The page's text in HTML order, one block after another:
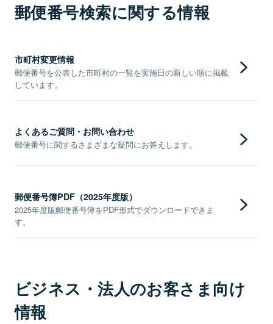
郵便番号検索に関する情報
市町村変更情報
郵便番号を公表した市町村の一覧を実施日の新しい順に掲載
しています。
よくあるご質問・お問い合わせ
郵便番号に関するさまざまな疑問にお答えします。
郵便番号簿PDF（2025年度版）
2025年度版郵便番号簿をPDF形式でダウンロードできま
す。
ビジネス・法人のお客さま向け
情報